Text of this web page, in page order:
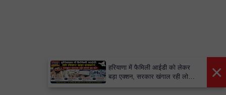
×
हरियाणा में फैमिली आईडी को लेकर
बड़ा एक्शन, सरकार खंगाल रही लोगों